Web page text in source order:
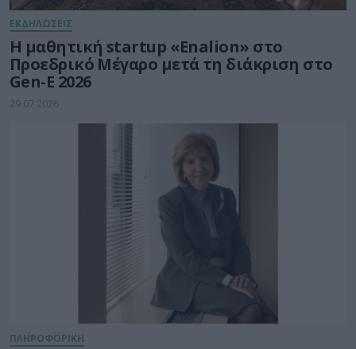
ΕΚΔΗΛΩΣΕΙΣ
Η μαθητική startup «Enalion» στο
Προεδρικό Μέγαρο μετά τη διάκριση στο
Gen-E 2026
29.07.2026
ΠΛΗΡΟΦΟΡΙΚΗ